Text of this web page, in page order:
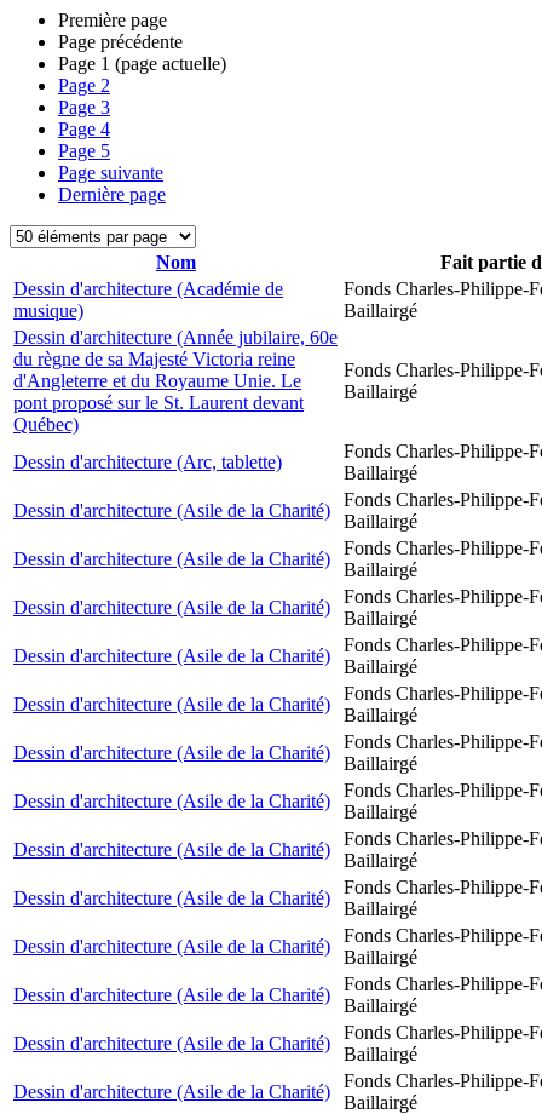
Première page
Page précédente
Page 1 (page actuelle)
Page 2
Page 3
Page 4
Page 5
Page suivante
Dernière page
Nom
Fait partie
Dessin d'architecture (Académie de
musique)
Fonds Charles-Philippe-
Baillairgé
Dessin d'architecture (Année jubilaire, 60e
du règne de sa Majesté Victoria reine
d'Angleterre et du Royaume Unie. Le
pont proposé sur le St. Laurent devant
Québec)
Fonds Charles-Philippe-
Baillairgé
Dessin d'architecture (Arc, tablette)
Fonds Charles-Philippe-
Baillairgé
Dessin d'architecture (Asile de la Charité)
Fonds Charles-Philippe-
Baillairgé
Dessin d'architecture (Asile de la Charité)
Fonds Charles-Philippe-
Baillairgé
Dessin d'architecture (Asile de la Charité)
Fonds Charles-Philippe-
Baillairgé
Dessin d'architecture (Asile de la Charité)
Fonds Charles-Philippe-
Baillairgé
Dessin d'architecture (Asile de la Charité)
Fonds Charles-Philippe-
Baillairgé
Dessin d'architecture (Asile de la Charité)
Fonds Charles-Philippe-
Baillairgé
Dessin d'architecture (Asile de la Charité)
Fonds Charles-Philippe-
Baillairgé
Dessin d'architecture (Asile de la Charité)
Fonds Charles-Philippe-
Baillairgé
Dessin d'architecture (Asile de la Charité)
Fonds Charles-Philippe-
Baillairgé
Dessin d'architecture (Asile de la Charité)
Fonds Charles-Philippe-
Baillairgé
Dessin d'architecture (Asile de la Charité)
Fonds Charles-Philippe-
Baillairgé
Dessin d'architecture (Asile de la Charité)
Fonds Charles-Philippe-
Baillairgé
Dessin d'architecture (Asile de la Charité)
Fonds Charles-Philippe-
Baillairgé